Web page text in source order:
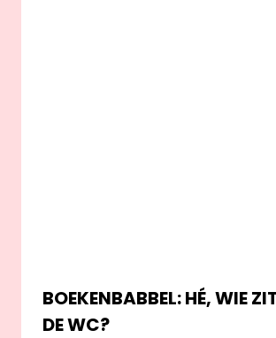
BOEKENBABBEL: HÉ, WIE
DE WC?